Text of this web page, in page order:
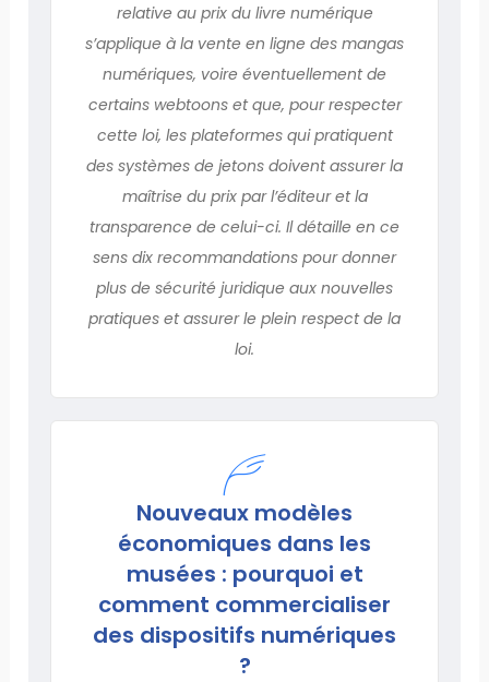
relative au prix du livre numérique
s’applique à la vente en ligne des mangas
numériques, voire éventuellement de
certains webtoons et que, pour respecter
cette loi, les plateformes qui pratiquent
des systèmes de jetons doivent assurer la
maîtrise du prix par l’éditeur et la
transparence de celui-ci. Il détaille en ce
sens dix recommandations pour donner
plus de sécurité juridique aux nouvelles
pratiques et assurer le plein respect de la
loi.
Nouveaux modèles
économiques dans les
musées : pourquoi et
comment commercialiser
des dispositifs numériques
?